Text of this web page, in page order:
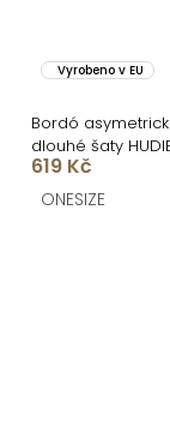
Vyrobeno v EU
Bordó
dlouhé šaty
619 Kč
ONESIZE